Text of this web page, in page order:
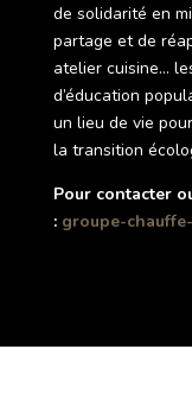
de solidarité en
partage et de
atelier cuisine…
d’éducation
un lieu de vie
la transition
Pour contacter
: groupe-